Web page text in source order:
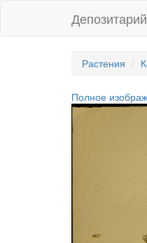
Растения
Полное